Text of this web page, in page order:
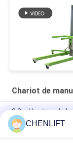
Chariot de
3.2m Hauteur de
125 kg de charge
Ascenseur
CHENLIFT